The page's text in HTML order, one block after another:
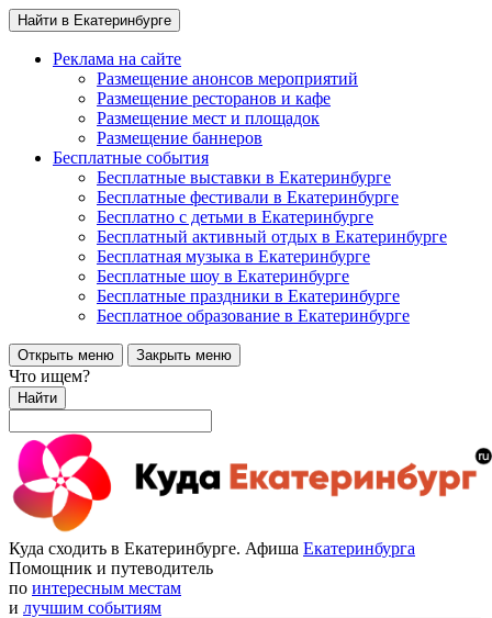
Найти в Екатеринбурге
Реклама на сайте
Размещение анонсов мероприятий
Размещение ресторанов и кафе
Размещение мест и площадок
Размещение баннеров
Бесплатные события
Бесплатные выставки в Екатеринбурге
Бесплатные фестивали в Екатеринбурге
Бесплатно с детьми в Екатеринбурге
Бесплатный активный отдых в Екатеринбурге
Бесплатная музыка в Екатеринбурге
Бесплатные шоу в Екатеринбурге
Бесплатные праздники в Екатеринбурге
Бесплатное образование в Екатеринбурге
Открыть меню Закрыть меню
Что ищем?
Найти
Куда сходить в Екатеринбурге. Афиша Екатеринбурга
Помощник и путеводитель
по интересным местам
и лучшим событиям